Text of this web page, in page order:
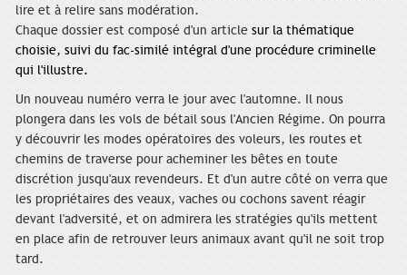
lire et à relire sans modération.
Chaque dossier est composé d'un article sur la thématique
choisie, suivi du fac-similé intégral d'une procédure criminelle
qui l'illustre.
Un nouveau numéro verra le jour avec l'automne. Il nous
plongera dans les vols de bétail sous l'Ancien Régime. On pourra
y découvrir les modes opératoires des voleurs, les routes et
chemins de traverse pour acheminer les bêtes en toute
discrétion jusqu'aux revendeurs. Et d'un autre côté on verra que
les propriétaires des veaux, vaches ou cochons savent réagir
devant l'adversité, et on admirera les stratégies qu'ils mettent
en place afin de retrouver leurs animaux avant qu'il ne soit trop
tard.